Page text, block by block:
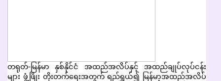
တရုတ်-မြန်မာ နှစ်နိုင်ငံ အထည်အလိပ်နှင့် အထည်ချုပ်လုပ်ငန်း
များ ဖွံ့ဖြိုး တိုးတက်ရေးအတွက် ရည်ရွယ်၍ မြန်မာ့အထည်အလိပ်